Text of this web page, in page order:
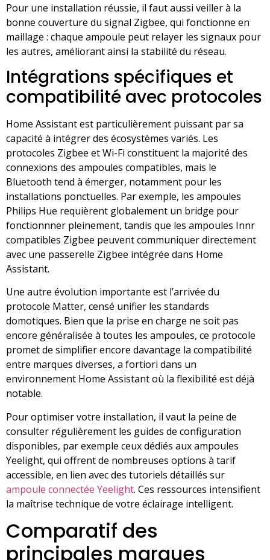
Pour une installation réussie, il faut aussi veiller à la
bonne couverture du signal Zigbee, qui fonctionne en
maillage : chaque ampoule peut relayer les signaux pour
les autres, améliorant ainsi la stabilité du réseau.
Intégrations spécifiques et
compatibilité avec protocoles
Home Assistant est particulièrement puissant par sa
capacité à intégrer des écosystèmes variés. Les
protocoles Zigbee et Wi-Fi constituent la majorité des
connexions des ampoules compatibles, mais le
Bluetooth tend à émerger, notamment pour les
installations ponctuelles. Par exemple, les ampoules
Philips Hue requièrent globalement un bridge pour
fonctionnner pleinement, tandis que les ampoules Innr
compatibles Zigbee peuvent communiquer directement
avec une passerelle Zigbee intégrée dans Home
Assistant.
Une autre évolution importante est l’arrivée du
protocole Matter, censé unifier les standards
domotiques. Bien que la prise en charge ne soit pas
encore généralisée à toutes les ampoules, ce protocole
promet de simplifier encore davantage la compatibilité
entre marques diverses, a fortiori dans un
environnement Home Assistant où la flexibilité est déjà
notable.
Pour optimiser votre installation, il vaut la peine de
consulter régulièrement les guides de configuration
disponibles, par exemple ceux dédiés aux ampoules
Yeelight, qui offrent de nombreuses options à tarif
accessible, en lien avec des tutoriels détaillés sur
ampoule connectée Yeelight. Ces ressources intensifient
la maîtrise technique de votre éclairage intelligent.
Comparatif des
principales marques